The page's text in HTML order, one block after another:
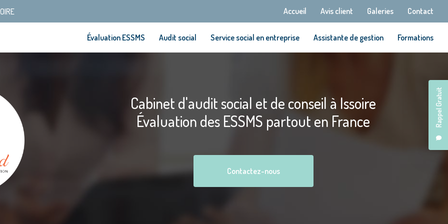
Navigation secondaire
Accueil Avis client Galeries Contact
Rappel Gratuit
Évaluation ESSMS
Audit social Service social en entreprise Assistante de gestion Formations
Cabinet d'audit social et de conseil à Issoire
Évaluation des ESSMS partout en France
Contactez-nous